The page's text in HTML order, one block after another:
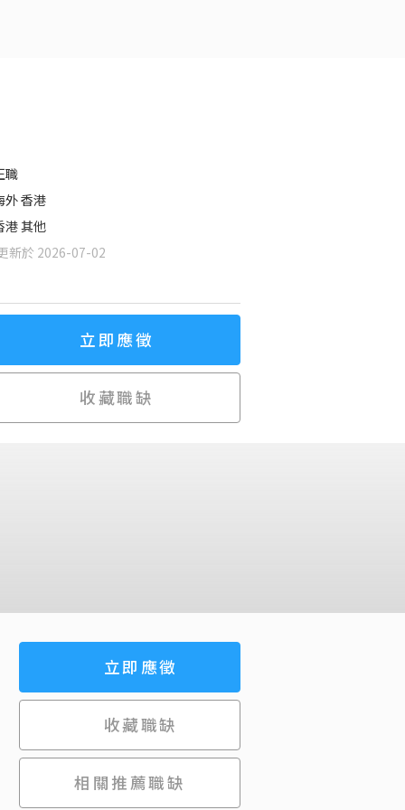
職
外 香港
港 其他
新於 2026-07-02
立即應徵
收藏職缺
立即應徵
收藏職缺
相關推薦職缺